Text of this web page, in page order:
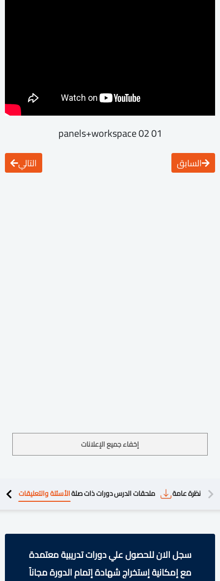
01 02 panels+workspace
السابق التالي
إخفاء جميع الإعلانات
نظرة عامة ملحقات الدرسدورات ذات صلةالأسئلة والتعليقات
سجل الان للحصول علي دورات تدريبية معتمدة
مع إمكانية إستخراج شهادة إتمام الدورة مجاناً